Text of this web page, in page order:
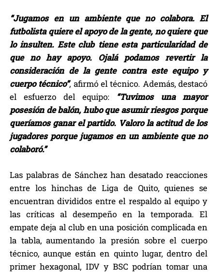
“Jugamos en un ambiente que no colabora. El
futbolista quiere el apoyo de la gente, no quiere que
lo insulten. Este club tiene esta particularidad de
que no hay apoyo. Ojalá podamos revertir la
consideración de la gente contra este equipo y
cuerpo técnico”, afirmó el técnico. Además, destacó
el esfuerzo del equipo:
“Tuvimos una mayor
posesión de balón, hubo que asumir riesgos porque
queríamos ganar el partido. Valoro la actitud de los
jugadores porque jugamos en un ambiente que no
colaboró.”
Las palabras de Sánchez han desatado reacciones
entre los hinchas de Liga de Quito, quienes se
encuentran divididos entre el respaldo al equipo y
las críticas al desempeño en la temporada. El
empate deja al club en una posición complicada en
la tabla, aumentando la presión sobre el cuerpo
técnico, aunque están en quinto lugar, dentro del
primer hexagonal, IDV y BSC podrían tomar una